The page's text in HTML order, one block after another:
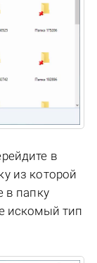
в
из которой
в папку
искомый тип